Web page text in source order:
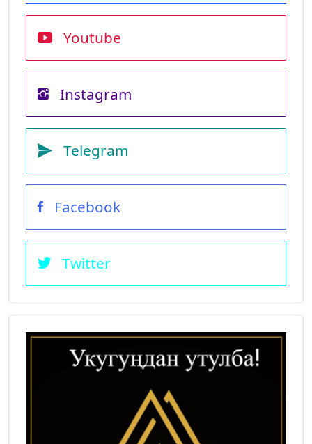
Youtube
Instagram
Telegram
Facebook
Twitter